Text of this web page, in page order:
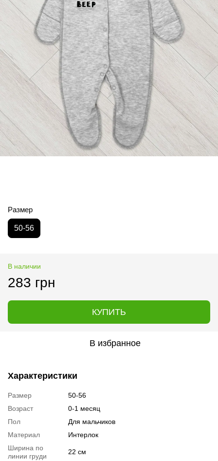
Размер
50-56
В наличии
283 грн
КУПИТЬ
В избранное
Характеристики
Размер
50-56
Возраст
0-1 месяц
Пол
Для мальчиков
Материал
Интерлок
Ширина по
линии груди
22 см